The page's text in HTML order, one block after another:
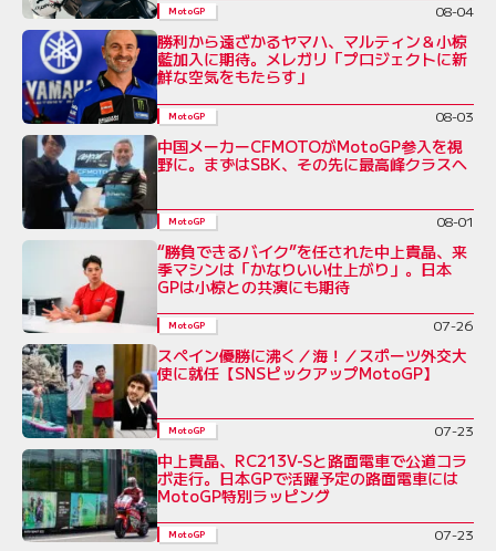
MotoGP 08-04
勝利から遠ざかるヤマハ、マルティン＆小椋
藍加入に期待。メレガリ「プロジェクトに新
鮮な空気をもたらす」
MotoGP 08-03
中国メーカーCFMOTOがMotoGP参入を視
野に。まずはSBK、その先に最高峰クラスへ
MotoGP 08-01
“勝負できるバイク”を任された中上貴晶、来
季マシンは「かなりいい仕上がり」。日本
GPは小椋との共演にも期待
MotoGP 07-26
スペイン優勝に沸く／海！／スポーツ外交大
使に就任【SNSピックアップMotoGP】
MotoGP 07-23
中上貴晶、RC213V-Sと路面電車で公道コラ
ボ走行。日本GPで活躍予定の路面電車には
MotoGP特別ラッピング
MotoGP 07-23